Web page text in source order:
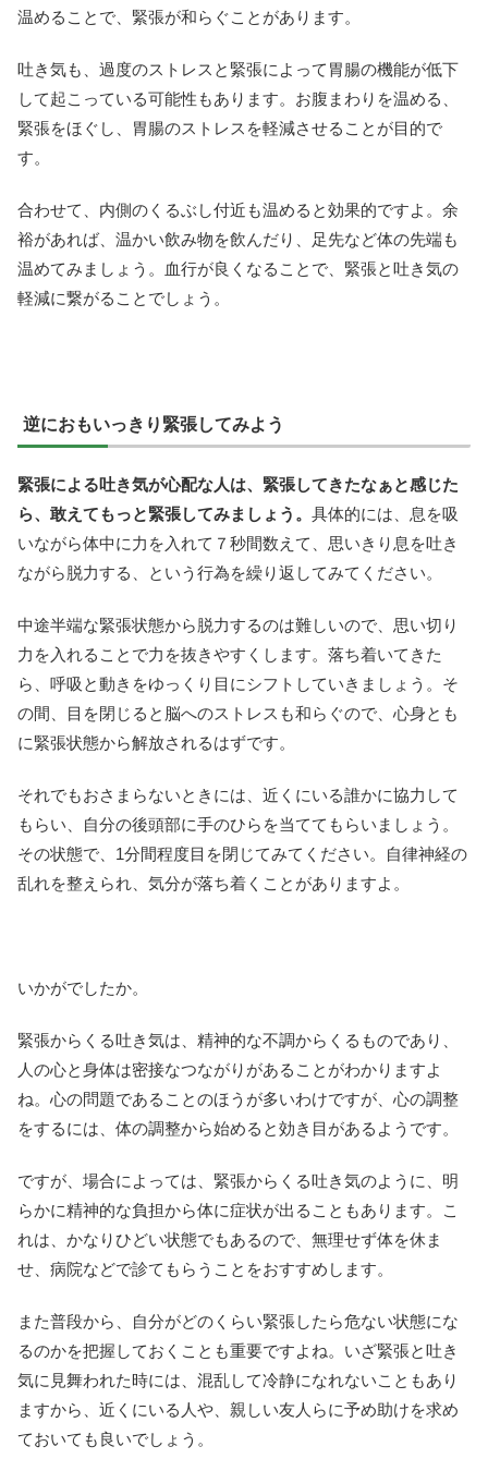
温めることで、緊張が和らぐことがあります。
吐き気も、過度のストレスと緊張によって胃腸の機能が低下
して起こっている可能性もあります。お腹まわりを温める、
緊張をほぐし、胃腸のストレスを軽減させることが目的で
す。
合わせて、内側のくるぶし付近も温めると効果的ですよ。余
裕があれば、温かい飲み物を飲んだり、足先など体の先端も
温めてみましょう。血行が良くなることで、緊張と吐き気の
軽減に繋がることでしょう。
逆におもいっきり緊張してみよう
緊張による吐き気が心配な人は、緊張してきたなぁと感じた
ら、敢えてもっと緊張してみましょう。 具体的には、息を吸
いながら体中に力を入れて７秒間数えて、思いきり息を吐き
ながら脱力する、という行為を繰り返してみてください。
中途半端な緊張状態から脱力するのは難しいので、思い切り
力を入れることで力を抜きやすくします。落ち着いてきた
ら、呼吸と動きをゆっくり目にシフトしていきましょう。そ
の間、目を閉じると脳へのストレスも和らぐので、心身とも
に緊張状態から解放されるはずです。
それでもおさまらないときには、近くにいる誰かに協力して
もらい、自分の後頭部に手のひらを当ててもらいましょう。
その状態で、1分間程度目を閉じてみてください。自律神経の
乱れを整えられ、気分が落ち着くことがありますよ。
いかがでしたか。
緊張からくる吐き気は、精神的な不調からくるものであり、
人の心と身体は密接なつながりがあることがわかりますよ
ね。心の問題であることのほうが多いわけですが、心の調整
をするには、体の調整から始めると効き目があるようです。
ですが、場合によっては、緊張からくる吐き気のように、明
らかに精神的な負担から体に症状が出ることもあります。こ
れは、かなりひどい状態でもあるので、無理せず体を休ま
せ、病院などで診てもらうことをおすすめします。
また普段から、自分がどのくらい緊張したら危ない状態にな
るのかを把握しておくことも重要ですよね。いざ緊張と吐き
気に見舞われた時には、混乱して冷静になれないこともあり
ますから、近くにいる人や、親しい友人らに予め助けを求め
ておいても良いでしょう。